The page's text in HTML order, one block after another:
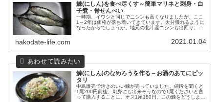
鰊(にしん)を食べ尽くす～簡単マリネと刺身・白
子煮・骨せんべい
一時期、イワシと同じでニシンも高くなりましたが、ここ
1～2年は価格が落ち着いてきています。大分獲れるように
なったからでしょうか。地元の北斗産ニシンも出回り、鮮
hakodate-life.com 2021.01.04
鰊(にしん)のなめろうを作る～お酒のあてにピッ
タリ
中島廉売で活きのいい鰊が売っていました。値段を聞くと
1尾200円前後、刺身にも出来そうなので1尾くださいと言
って購入することに。オス1尾180円、この鰊をどうしよう